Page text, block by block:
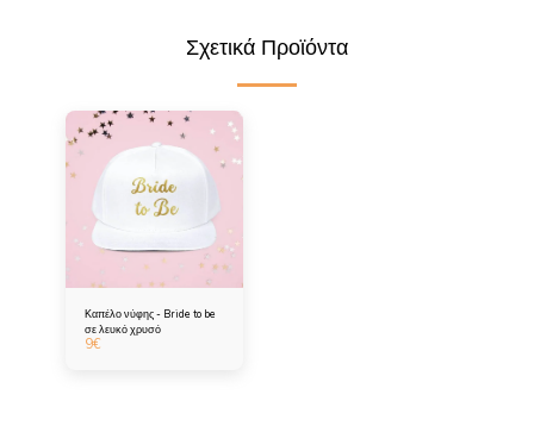
Σχετικά Προϊόντα
Καπέλο νύφης - Bride to be
σε λευκό χρυσό
9€